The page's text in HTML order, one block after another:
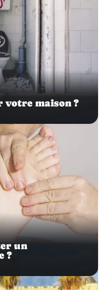
maison ?
un
?